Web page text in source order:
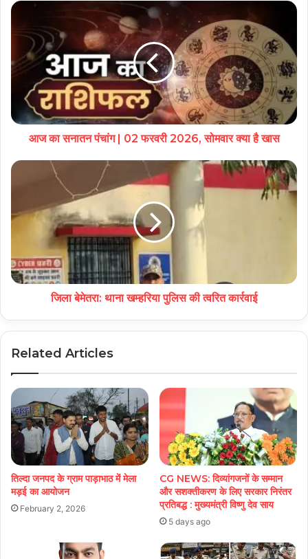
आज का सनातन पंचांग | 02 फरवरी 2026, सोमवार क्या है खास
जिला बेमेतरा: थाना खम्हरिया पुलिस की त्वरित कार्रवाई
Related Articles
तिल्दा जनपद के ग्राम पाड़ाभाठ में मेला
मड़ई का आयोजन
February 2, 2026
CG NEWS: दिव्यांगजनों के सम्मान
और सशक्तीकरण के लिए सरकार निरंतर
प्रतिबद्ध : मुख्यमंत्री विष्णु देव साय
5 days ago